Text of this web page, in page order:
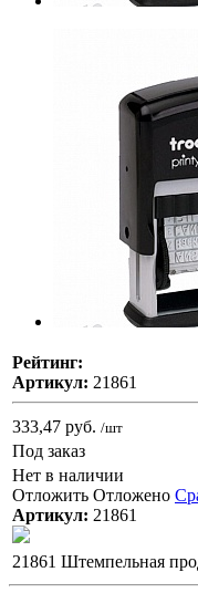
Рейтинг:
Артикул: 21861
333,47 руб. /шт
Под заказ
Нет в наличии
Отложить Отложено
Артикул: 21861
21861 Штемпельная